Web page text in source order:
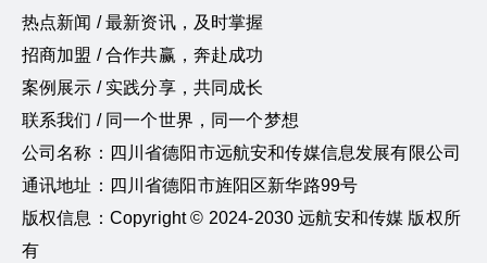
热点新闻 / 最新资讯，及时掌握
招商加盟 / 合作共赢，奔赴成功
案例展示 / 实践分享，共同成长
联系我们 / 同一个世界，同一个梦想
公司名称：四川省德阳市远航安和传媒信息发展有限公司
通讯地址：四川省德阳市旌阳区新华路99号
版权信息：Copyright © 2024-2030 远航安和传媒 版权所
有